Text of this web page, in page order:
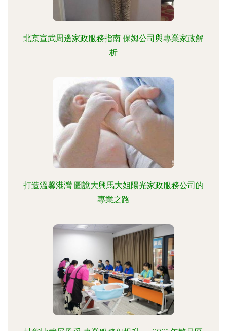
北京宣武周邊家政服務指南 保姆公司與專業家政解
析
打造溫馨港灣 圖說大興馬大姐陽光家政服務公司的
專業之路